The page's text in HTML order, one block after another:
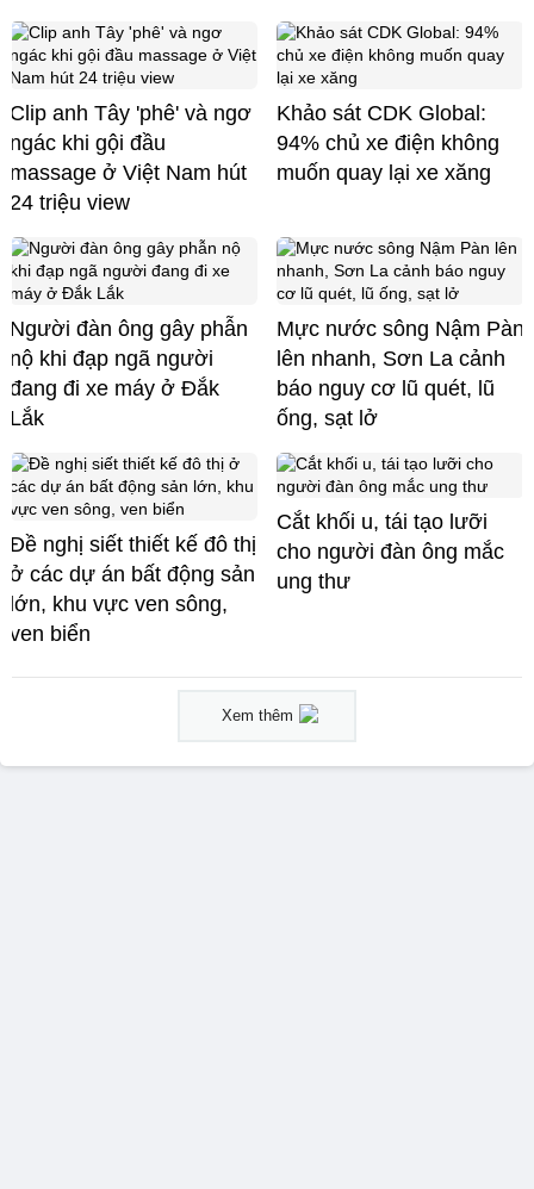
Clip anh Tây 'phê' và ngơ
ngác khi gội đầu
massage ở Việt Nam hút
24 triệu view
Khảo sát CDK Global:
94% chủ xe điện không
muốn quay lại xe xăng
Người đàn ông gây phẫn
nộ khi đạp ngã người
đang đi xe máy ở Đắk
Lắk
Mực nước sông Nậm Pàn
lên nhanh, Sơn La cảnh
báo nguy cơ lũ quét, lũ
ống, sạt lở
Đề nghị siết thiết kế đô thị
ở các dự án bất động sản
lớn, khu vực ven sông,
ven biển
Cắt khối u, tái tạo lưỡi
cho người đàn ông mắc
ung thư
Xem thêm